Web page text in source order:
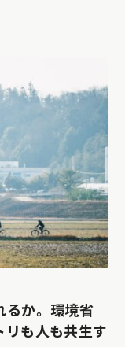
るか。環境省
リも人も共生す